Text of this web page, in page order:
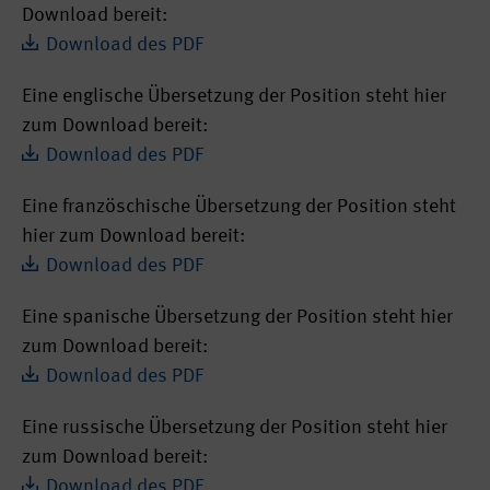
Download bereit:
Download des PDF
Eine ​englische Übersetzung der Position steht hier
zum Download bereit:
Download des PDF
Eine französchische Übersetzung der Position steht
hier zum Download bereit:
Download des PDF
Eine spanische Übersetzung der Position steht hier
zum Download bereit:
Download des PDF
Eine russische Übersetzung der Position steht hier
zum Download bereit: